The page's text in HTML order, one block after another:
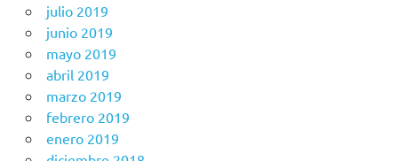
julio 2019
junio 2019
mayo 2019
abril 2019
marzo 2019
febrero 2019
enero 2019